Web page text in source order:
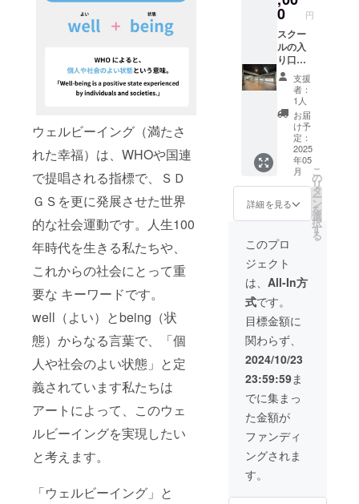
ウェルビーイング（満たさ
れた幸福）は、WHOや国連
で提唱される指標で、ＳＤ
ＧＳを更に発展させた世界
的な社会運動です。人生100
年時代を生きる私たちや、
これからの社会にとって重
要な キーワードです。
well（よい）とbeing（状
態）からなる言葉で、「個
人や社会のよい状態」と定
義されています私たちは
アートによって、このウェ
ルビーイングを実現したい
と考えます。
「ウェルビーイング」と
ロジェ
クト
オー
ナーに
帰属し
ます
ルの運
営状
況、子
供たち
の喜び
の声な
どを１
年間毎
月御報
告しま
ターン
品の著
作権及
びその
他法的
権利に
は、支
援者様
に譲渡
します
0 円
スクー
ルの入
り口に
支援者
として
あなた
のお名
前を掲
載しま
す ま
た、ス
クール
の運営
状況、
子供た
びの声
などを
１年間
毎月御
報告し
ます 掲
載する
お名前
を備考
欄にご
記入く
ださい
ませ。
・掲載
期間：
2025年
5月から
事業が
掲載
支援
者：
1人
お届
け予
定：
2025
年05
月
詳細を見る
こ
の
リ
タ
ー
ン
を
選
択
す
る
このプロ
ジェクト
は、 All-In方
式です。
目標金額に
関わらず、
2024/10/23
23:59:59ま
でに集まっ
た金額が
ファンディ
ングされま
す。